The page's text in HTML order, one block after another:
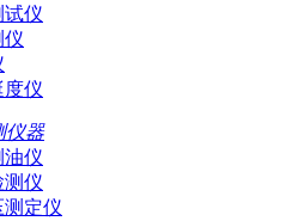
试仪
仪
度仪
仪器
油仪
测仪
测定仪